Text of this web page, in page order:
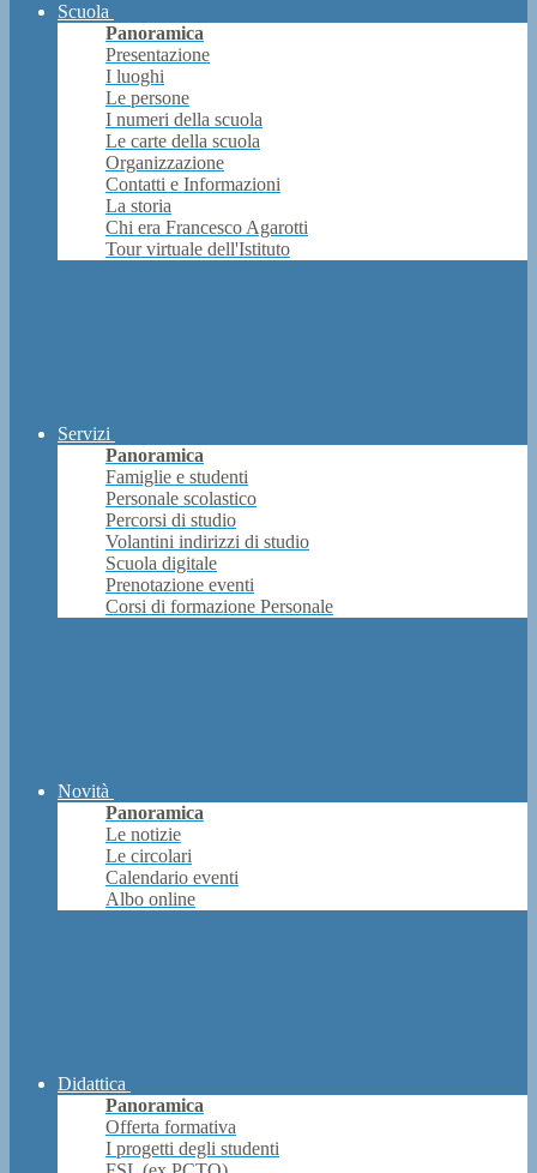
Scuola
Panoramica
Presentazione
I luoghi
Le persone
I numeri della scuola
Le carte della scuola
Organizzazione
Contatti e Informazioni
La storia
Chi era Francesco Agarotti
Tour virtuale dell'Istituto
Servizi
Panoramica
Famiglie e studenti
Personale scolastico
Percorsi di studio
Volantini indirizzi di studio
Scuola digitale
Prenotazione eventi
Corsi di formazione Personale
Novità
Panoramica
Le notizie
Le circolari
Calendario eventi
Albo online
Didattica
Panoramica
Offerta formativa
I progetti degli studenti